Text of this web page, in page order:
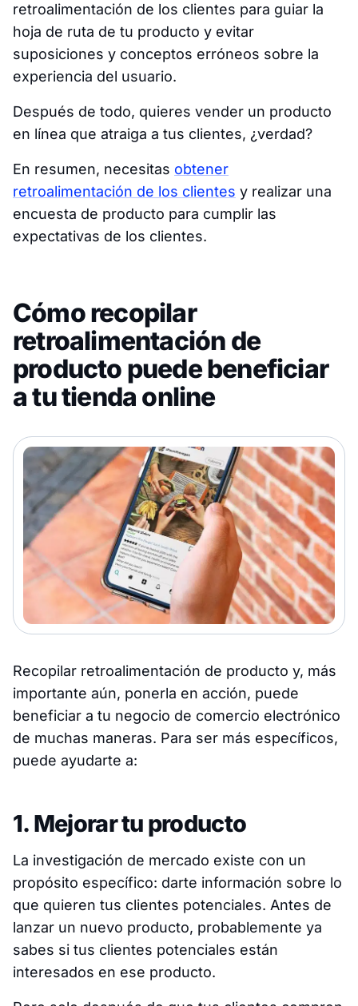
retroalimentación de los clientes para guiar la
hoja de ruta de tu producto y evitar
suposiciones y conceptos erróneos sobre la
experiencia del usuario.
Después de todo, quieres vender un producto
en línea que atraiga a tus clientes, ¿verdad?
En resumen, necesitas obtener
retroalimentación de los clientes y realizar una
encuesta de producto para cumplir las
expectativas de los clientes.
Cómo recopilar
retroalimentación de
producto puede beneficiar
a tu tienda online
Recopilar retroalimentación de producto y, más
importante aún, ponerla en acción, puede
beneficiar a tu negocio de comercio electrónico
de muchas maneras. Para ser más específicos,
puede ayudarte a:
1. Mejorar tu producto
La investigación de mercado existe con un
propósito específico: darte información sobre lo
que quieren tus clientes potenciales. Antes de
lanzar un nuevo producto, probablemente ya
sabes si tus clientes potenciales están
interesados en ese producto.